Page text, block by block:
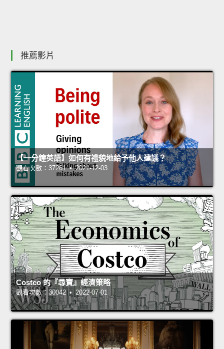
推薦影片
【一分鐘英語】如何有禮貌地給予他人建議？
觀看次數：37261 • 2021-12-03
Costco 的『尋寶』經濟策略
觀看次數：30042 • 2022-07-01